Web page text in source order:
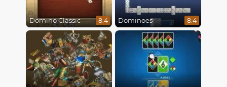
Domino Classic 8.4 Dominoes 8.4